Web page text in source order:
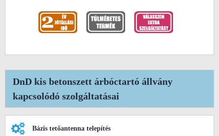
DnD kis betonszett árbóctartó állvány
kapcsolódó szolgáltatásai
Bázis tetőantenna telepítés